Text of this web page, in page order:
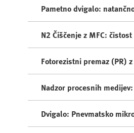
Pametno dvigalo​:
N2 Čiščenje z MFC​:
Fotorezistni premaz (PR)
Nadzor procesnih
Dvigalo: Pnevmatsko